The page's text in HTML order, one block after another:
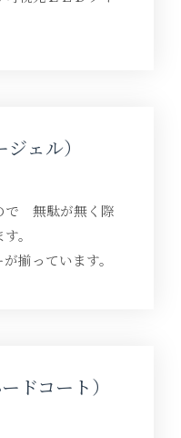
ェル）
で 無駄が無く際
。
揃っています。
ドコート）